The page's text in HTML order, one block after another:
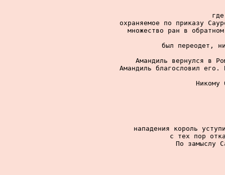
охраняемое по приказу
множество ран в
был переодет,
Амандиль вернулся в
Амандиль благословил его.
Никому
нападения король
с тех пор
По замыслу